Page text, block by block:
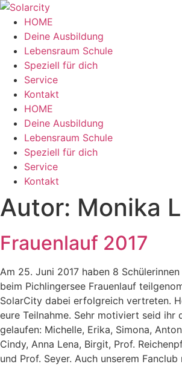
Zum
Inhalt
wechseln
HOME
Deine Ausbildung
Lebensraum Schule
Speziell für dich
Service
Kontakt
Menü HOME
Deine Ausbildung
Lebensraum Schule
Speziell für dich
Service
Kontakt
Autor: Monika
Frauenlauf 2017
Am 25. Juni 2017 haben 8
beim Pichlingersee Frauenlauf
SolarCity dabei erfolgreich vertreten.
eure Teilnahme. Sehr motiviert seid ihr
gelaufen: Michelle, Erika, Simona,
Cindy, Anna Lena, Birgit, Prof.
und Prof. Seyer. Auch unserem